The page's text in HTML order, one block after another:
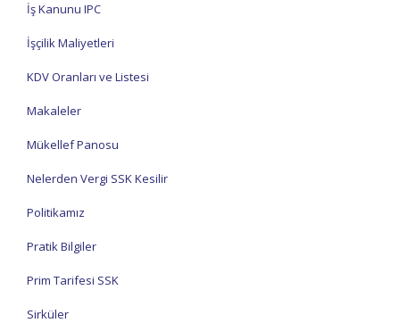
İş Kanunu IPC
İşçilik Maliyetleri
KDV Oranları ve Listesi
Makaleler
Mükellef Panosu
Nelerden Vergi SSK Kesilir
Politikamız
Pratik Bilgiler
Prim Tarifesi SSK
Sirküler